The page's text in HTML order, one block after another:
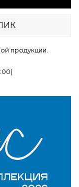
продукции.